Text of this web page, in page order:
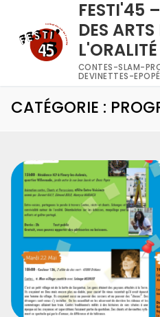
FESTI'45
DES ARTS
L'ORALITÉ
CONTES-SLAM-
DEVINETTES-
CATÉGORIE :